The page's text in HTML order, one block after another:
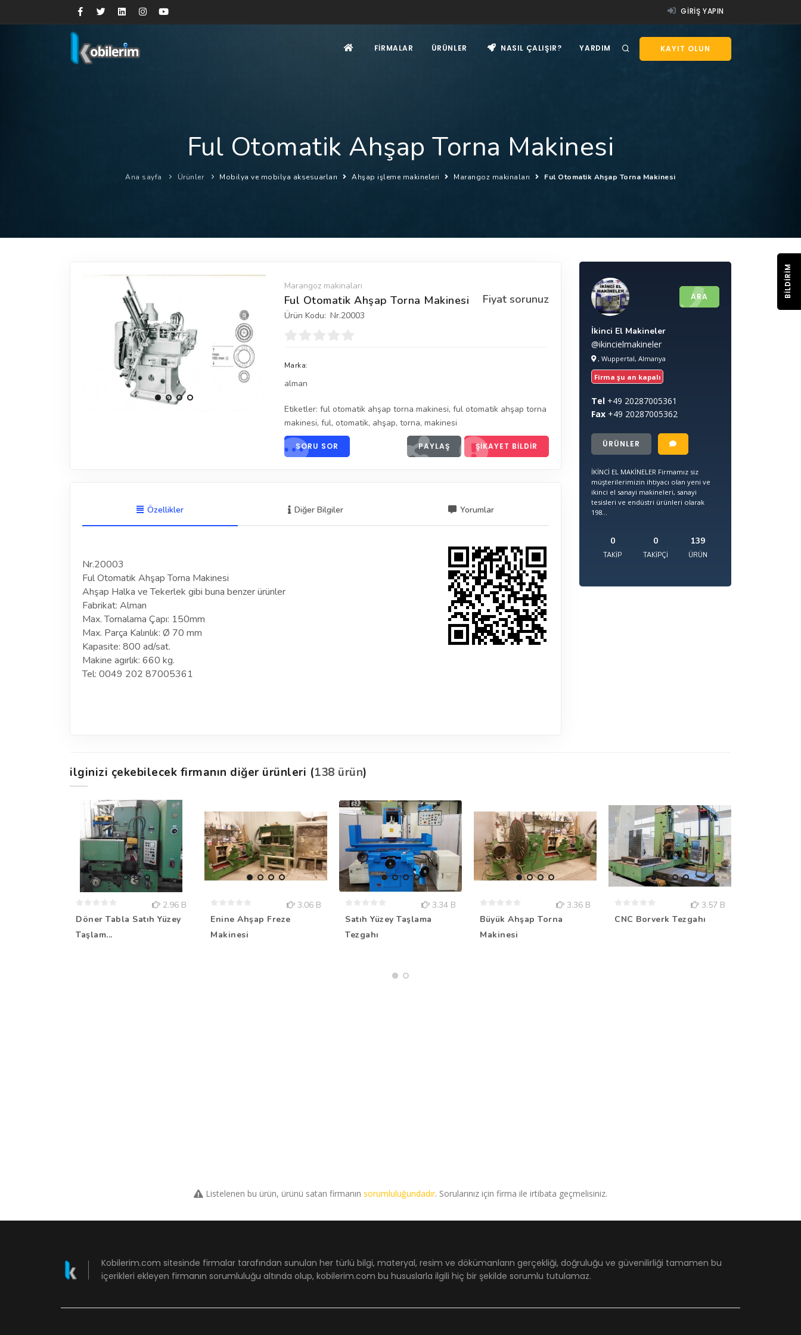
GIRIŞ YAPIN
KAYIT OLUN
FIRMALAR ÜRÜNLER NASIL ÇALIŞIR? YARDIM
Ful Otomatik Ahşap Torna Makinesi
Ana sayfa Ürünler Mobilya ve mobilya aksesuarları Ahşap işleme makineleri Marangoz makinaları Ful Otomatik Ahşap Torna Makinesi
Marangoz makinaları
Fiyat sorunuz
Ful Otomatik Ahşap Torna Makinesi
Ürün Kodu: Nr.20003
Marka:
alman
Etiketler: ful otomatik ahşap torna makinesi, ful otomatik ahşap torna
makinesi, ful, otomatik, ahşap, torna, makinesi
SORU SOR PAYLAŞ ŞIKAYET BILDIR
Özellikler Diğer Bilgiler Yorumlar
Nr.20003
Ful Otomatik Ahşap Torna Makinesi
Ahşap Halka ve Tekerlek gibi buna benzer ürünler
Fabrikat: Alman
Max. Tornalama Çapı: 150mm
Max. Parça Kalınlık: Ø 70 mm
Kapasite: 800 ad/sat.
Makine agırlık: 660 kg.
Tel: 0049 202 87005361
ARA
İkinci El Makineler
@ikincielmakineler
, Wuppertal, Almanya
Firma şu an kapalı
Tel +49 20287005361
Fax +49 20287005362
ÜRÜNLER
İKİNCİ EL MAKİNELER Firmamız siz
müşterilerimizin ihtiyacı olan yeni ve
ikinci el sanayi makineleri, sanayi
tesisleri ve endüstri ürünleri olarak
198...
0
TAKIP
0
TAKIPÇI
139
ÜRÜN
ilginizi çekebilecek firmanın diğer ürünleri (138 ürün)
2.96 B
Döner Tabla Satıh Yüzey
Taşlam...
3.06 B
Enine Ahşap Freze
Makinesi
3.34 B
Satıh Yüzey Taşlama
Tezgahı
3.36 B
Büyük Ahşap Torna
Makinesi
3.57 B
CNC Borverk Tezgahı
Listelenen bu ürün, ürünü satan firmanın sorumluluğundadır. Sorularınız için firma ile irtibata geçmelisiniz.
Kobilerim.com sitesinde firmalar tarafından sunulan her türlü bilgi, materyal, resim ve dökümanların gerçekliği, doğruluğu ve güvenilirliği tamamen bu
içerikleri ekleyen firmanın sorumluluğu altında olup, kobilerim.com bu hususlarla ilgili hiç bir şekilde sorumlu tutulamaz.
BILDIRIM